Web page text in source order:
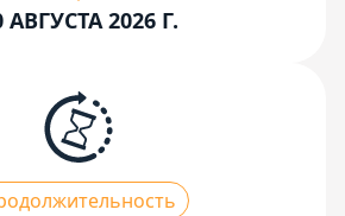
АВГУСТА 2026 Г.